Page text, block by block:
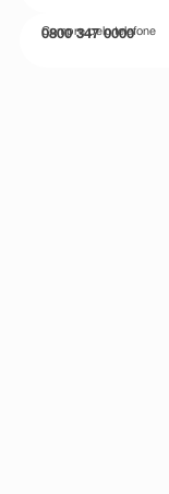
Compre pelo telefone
0800 347 0000